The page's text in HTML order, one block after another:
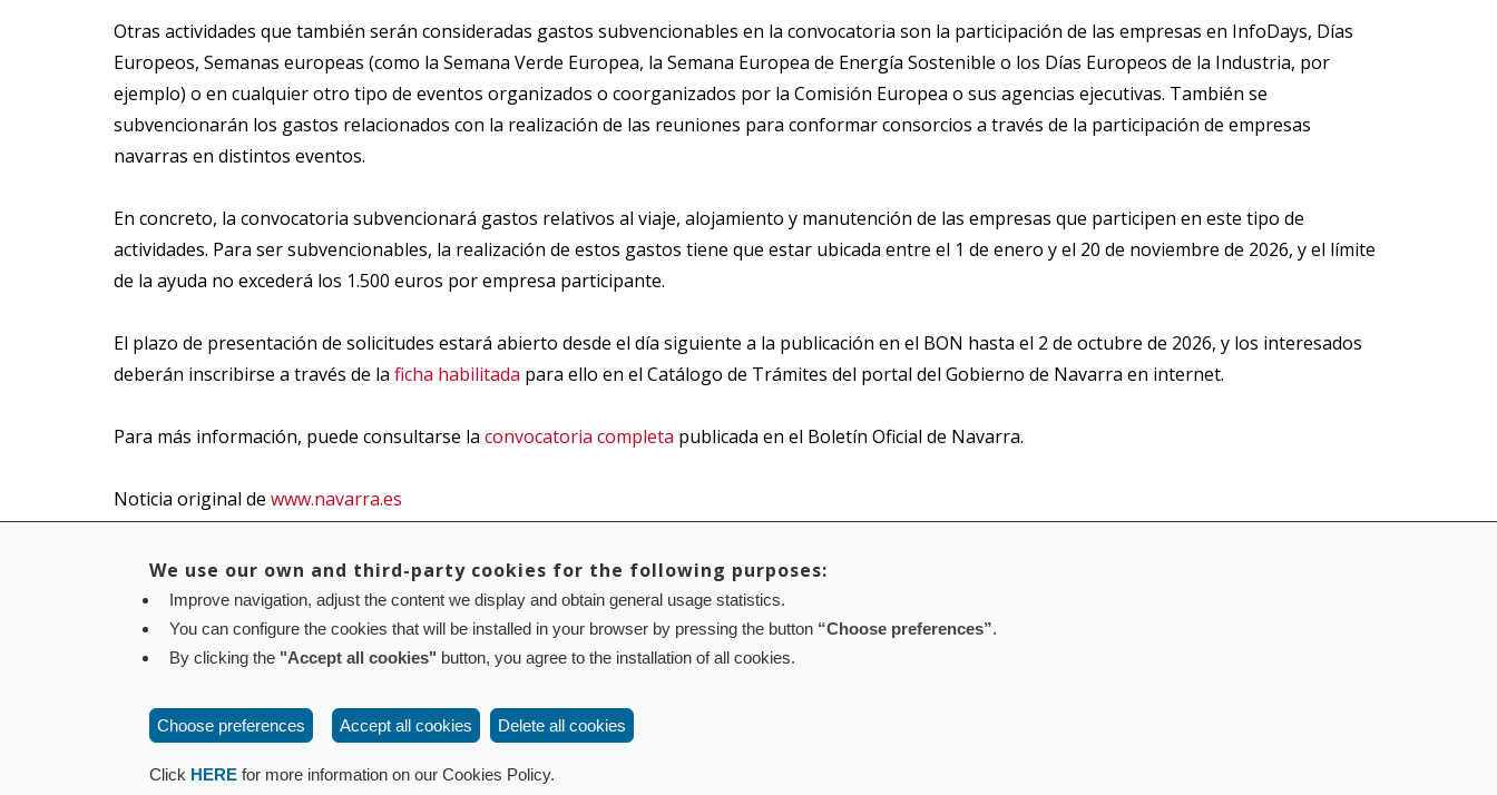
Otras actividades que también serán consideradas gastos subvencionables en la convocatoria son la participación de las empresas en InfoDays, Días
Europeos, Semanas europeas (como la Semana Verde Europea, la Semana Europea de Energía Sostenible o los Días Europeos de la Industria, por
ejemplo) o en cualquier otro tipo de eventos organizados o coorganizados por la Comisión Europea o sus agencias ejecutivas. También se
subvencionarán los gastos relacionados con la realización de las reuniones para conformar consorcios a través de la participación de empresas
navarras en distintos eventos.
En concreto, la convocatoria subvencionará gastos relativos al viaje, alojamiento y manutención de las empresas que participen en este tipo de
actividades. Para ser subvencionables, la realización de estos gastos tiene que estar ubicada entre el 1 de enero y el 20 de noviembre de 2026, y el límite
de la ayuda no excederá los 1.500 euros por empresa participante.
El plazo de presentación de solicitudes estará abierto desde el día siguiente a la publicación en el BON hasta el 2 de octubre de 2026, y los interesados
deberán inscribirse a través de la ficha habilitada para ello en el Catálogo de Trámites del portal del Gobierno de Navarra en internet.
Para más información, puede consultarse la convocatoria completa publicada en el Boletín Oficial de Navarra.
Noticia original de www.navarra.es
Aviso legal Política de privacidad Política de cookies Mapa web Configuración de cookies
: Paseo de Sarasate nº 38, 2º Dcha - 31001 Pamplona (Navarra) Tel.: 848 42 08 72 corporacion@cpen.es
We use our own and third-party cookies for the following purposes:
Improve navigation, adjust the content we display and obtain general usage statistics.
You can configure the cookies that will be installed in your browser by pressing the button “Choose preferences”.
By clicking the "Accept all cookies" button, you agree to the installation of all cookies.
Choose preferences Accept all cookies Delete all cookies
Click HERE for more information on our Cookies Policy.